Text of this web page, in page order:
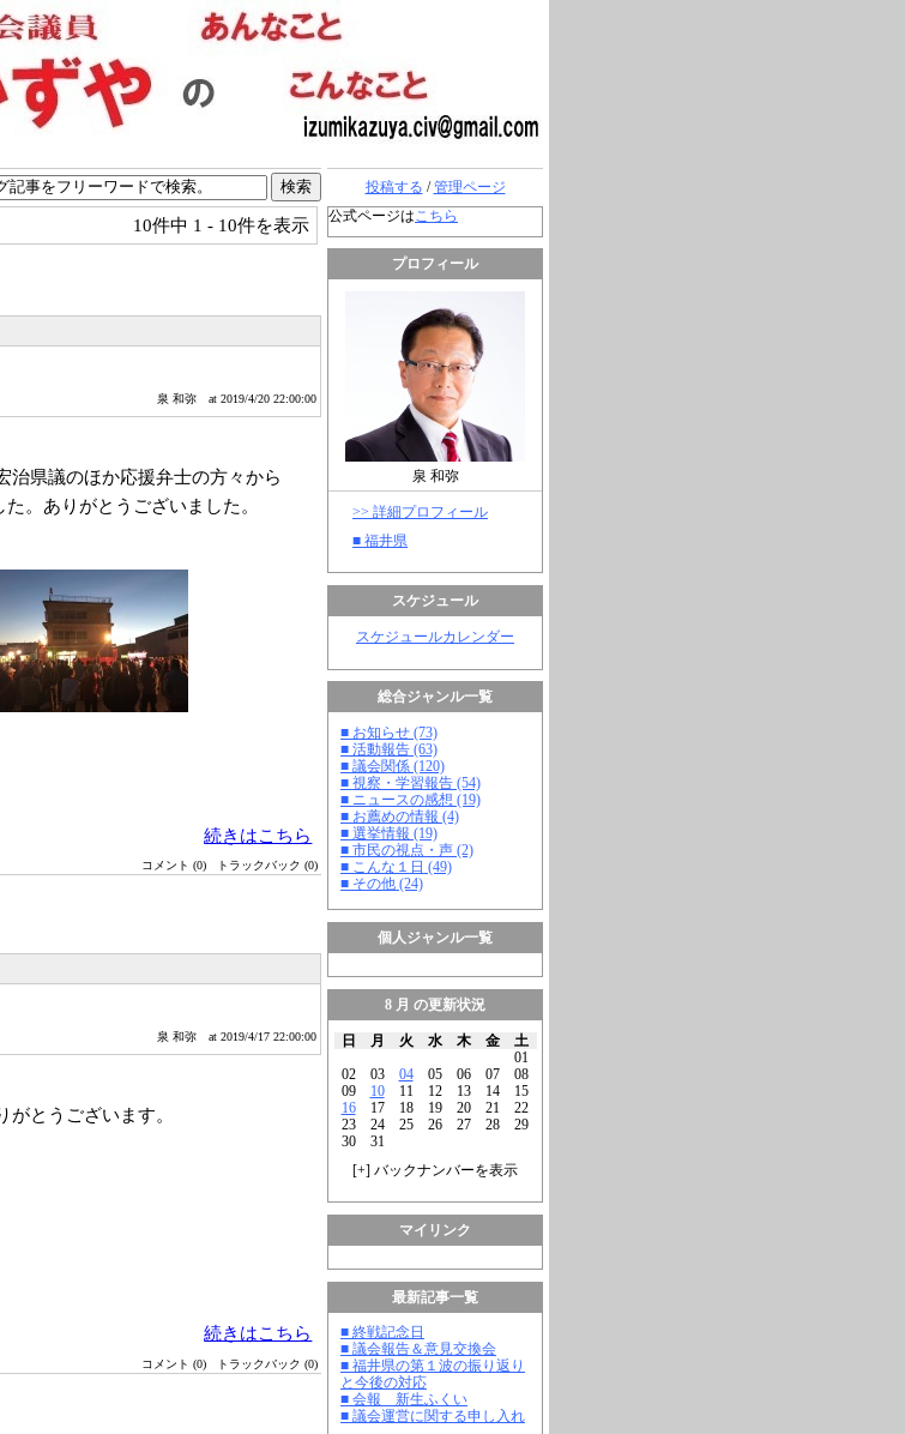
投稿する /管理ページ
公式ページはこちら
プロフィール
泉 和弥
>> 詳細プロフィール
■ 福井県
スケジュール
スケジュールカレンダー
総合ジャンル一覧
■ お知らせ (73)
■ 活動報告 (63)
■ 議会関係 (120)
■ 視察・学習報告 (54)
■ ニュースの感想 (19)
■ お薦めの情報 (4)
■ 選挙情報 (19)
■ 市民の視点・声 (2)
■ こんな１日 (49)
■ その他 (24)
個人ジャンル一覧
8 月 の更新状況
日 月 火 水 木 金
土
01
02
03 04 05 06 07
08
09
10 11 12 13 14
15
16
17 18 19 20 21
22
23
24 25 26 27 28
29
30
31
[+] バックナンバーを表示
マイリンク
最新記事一覧
■ 終戦記念日
■ 議会報告＆意見交換会
■ 福井県の第１波の振り返り
と今後の対応
■ 会報 新生ふくい
■ 議会運営に関する申し入れ
10件中 1 - 10件を表示
泉 和弥 at 2019/4/20 22:00:00
治県議のほか応援弁士の方々から
。ありがとうございました。
続きはこちら
コメント (0) トラックバック (0)
泉 和弥 at 2019/4/17 22:00:00
とうございます。
続きはこちら
コメント (0) トラックバック (0)